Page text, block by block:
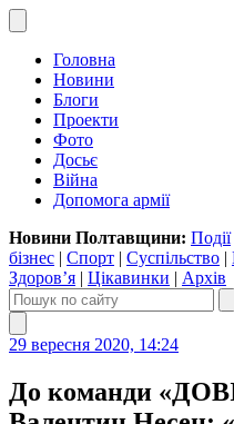
Головна
Новини
Блоги
Проекти
Фото
Досьє
Війна
Допомога армії
Новини Полтавщини: Події
бізнес | Спорт | Суспільство |
Здоров’я | Цікавинки | Архів
29 вересня 2020, 14:24
До команди